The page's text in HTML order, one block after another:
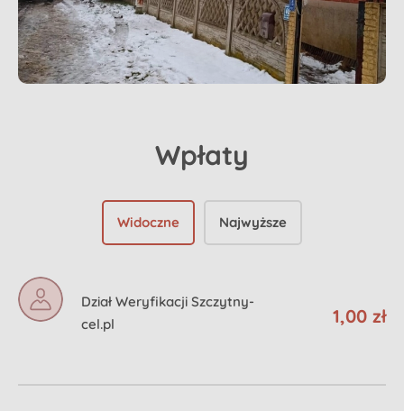
Wpłaty
Widoczne Najwyższe
Dział Weryfikacji Szczytny-
cel.pl
1,00 zł